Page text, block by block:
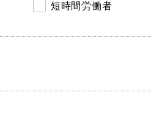
短時間労働者